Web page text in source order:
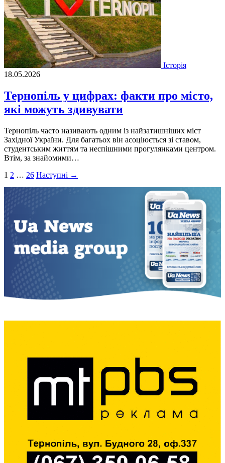
Історія
18.05.2026
Тернопіль у цифрах: факти про місто,
які можуть здивувати
Тернопіль часто називають одним із найзатишніших міст
Західної України. Для багатьох він асоціюється зі ставом,
студентським життям та неспішними прогулянками центром.
Втім, за знайомими…
Пагінація
записів
1 2 … 26 Наступні →